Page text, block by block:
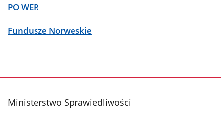
PO WER
Fundusze Norweskie
stopka
Ministerstwo Sprawiedliwości